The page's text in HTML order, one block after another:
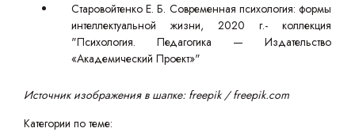
Старовойтенко Е. Б. Современная психология: формы
интеллектуальной жизни, 2020 г.- коллекция
"Психология. Педагогика — Издательство
«Академический Проект»"
Источник изображения в шапке: freepik / freepik.com
Категории по теме: